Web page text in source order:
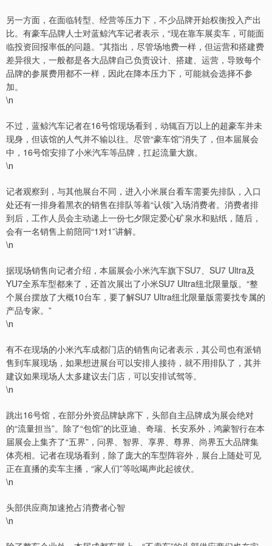
另一方面，在面临转型、经营等压力下，不少品牌开始权衡投入产出
比。有豪车品牌人士对蓝鲸汽车记者表示，“现在靠车展卖车，可能面
临投资回报率低的问题。”其指出，尽管场地费一样，但运营和搭建费
差异很大，一般都是各大品牌自己负责设计、搭建、运营，导致每个
品牌的参展费用都不一样，因此在降本压力下，可能就会选择不参
加。
\n
不过，蓝鲸汽车记者在16号馆现场看到，动辄百万以上的超豪车并未
现身，但该馆的人气并不输以往。尽管“豪车馆”消失了，但本届展会
中，16号馆安排了小米汽车等品牌，扛起流量大旗。
\n
记者观察到，与其他展台不同，进入小米展台看车需要先排队，入口
处还有一排身着黑衣的销售在排队等着“认领”入场消费者。消费者排
到后，工作人员会主动递上一份七夕限定爱心矿泉水和贴纸，随后，
会有一名销售上前陪同“1对1”讲解。
\n
据现场销售向记者介绍，本届展会小米汽车旗下SU7、SU7 Ultra及
YU7全系车型都来了，还首次展出了小米SU7 Ultra纽北限量版。“整
个展台摆放了大概10台车，要了解SU7 Ultra纽北限量版需要找专属的
产品专家。”
\n
有不在现场的小米汽车成都门店的销售向记者表示，其公司也有派销
售到车展现场，如果想进展台可以安排人接待，就不用排队了，其并
建议如果现场人太多建议去门店，可以安排试驾等。
\n
跳出16号馆，在部分外资品牌缺席下，头部自主品牌成为展会绝对
的“流量担当”。除了“包馆”的比亚迪、奇瑞、长安系外，鸿蒙智行在本
届展会上集齐了“五界”，问界、智界、享界、尊界、尚界五大品牌集
体亮相。记者在现场看到，除了庞大的车型阵容外，展台上随处可见
正在直播的卖车主播，“家人们”等吆喝声此起彼伏。
\n
头部供应商加速抢占消费者心智
\n